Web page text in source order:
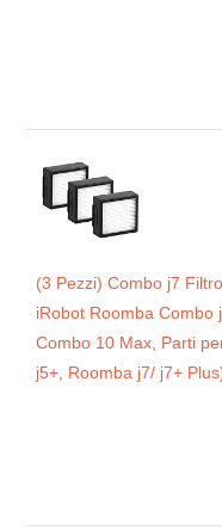
(3 Pezzi) Combo j7
iRobot Roomba Combo
Combo 10 Max, Parti
j5+, Roomba j7/ j7+